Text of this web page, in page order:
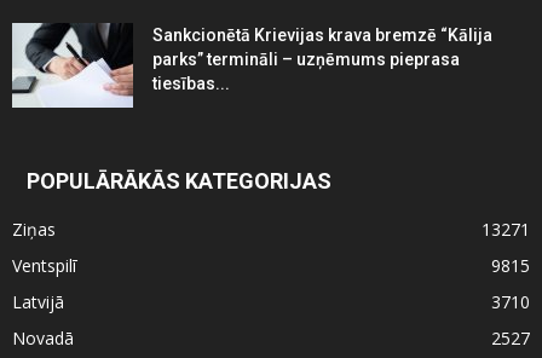
Sankcionētā Krievijas krava bremzē “Kālija
parks” termināli – uzņēmums pieprasa
tiesības...
POPULĀRĀKĀS KATEGORIJAS
Ziņas
13271
Ventspilī
9815
Latvijā
3710
Novadā
2527